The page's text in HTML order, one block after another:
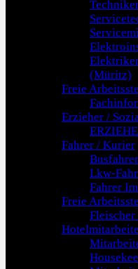
(Müritz)
Freie
Erzieher /
Fahrer / Kurier
Busfahrer
Lkw-
Fahrer
Freie
Fleischer